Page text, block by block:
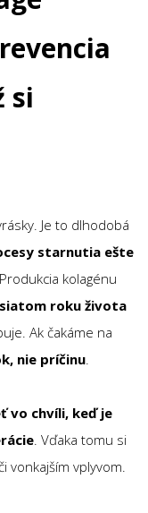
si
Je to dlhodobá
starnutia ešte
kolagénu
roku života
Ak čakáme na
nie príčinu.
vo chvíli, keď je
. Vďaka tomu si
vonkajším vplyvom.